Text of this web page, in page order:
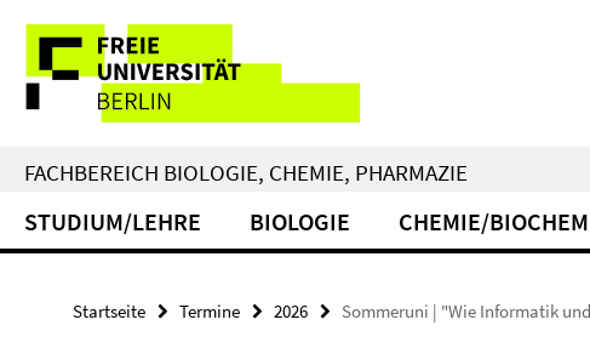
direkt
Inhalt
Service-
Navigation
FACHBEREICH BIOLOGIE, CHEMIE, PHARMAZIE
STUDIUM/LEHRE BIOLOGIE CHEMIE/
Startseite Termine 2026 Sommeruni | "Wie Informatik